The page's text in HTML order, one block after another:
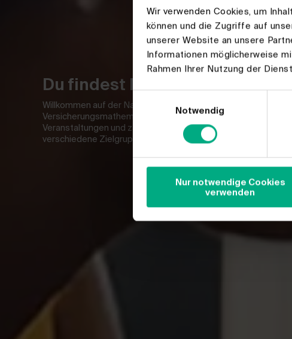
Wir verwenden Cookies, um
können und die Zugriffe auf
unserer Website an unsere
Informationen möglicherweise
Rahmen Ihrer Nutzung der
Notwendig
Nur notwendige Cookies
verwenden
Du findest Mathe cool? - Wir
Willkommen auf der Nachwuchsseite zum Thema Finanz- und
Versicherungsmathematik. Hier findest du Informationen,
Veranstaltungen und zahlreiche Materialien zu diesem Thema
verschiedene Zielgruppen.